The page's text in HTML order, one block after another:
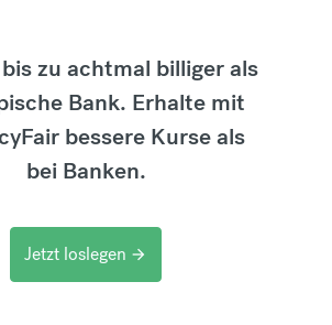
zu achtmal billiger als
Bank. Erhalte mit
bessere Kurse als
bei Banken.
Jetzt loslegen arrow_forward